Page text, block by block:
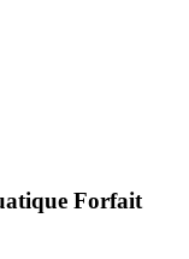
Forfait